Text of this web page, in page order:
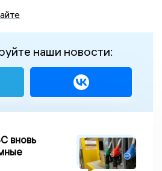
наши новости:
вновь